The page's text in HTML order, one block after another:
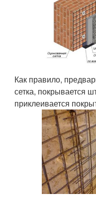
Как правило,
сетка, покрывается
приклеивается